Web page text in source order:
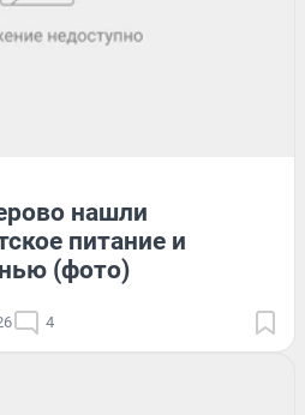
нашли
питание и
(фото)
4